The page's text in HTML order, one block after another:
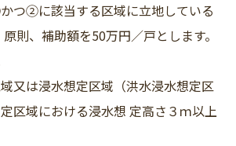
つ②に該当する区域に立地している
則、補助額を50万円／戸とします。
又は浸水想定区域（洪水浸水想定区
区域における浸水想 定高さ３ｍ以上